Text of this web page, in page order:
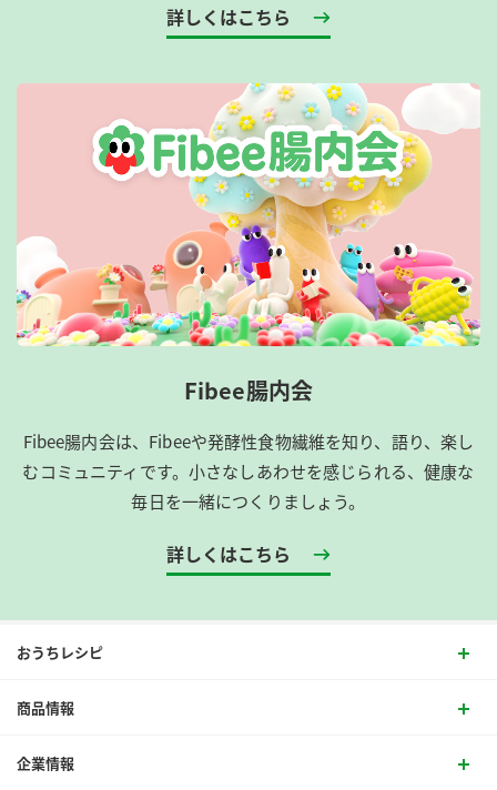
詳しくはこちら
Fibee腸内会
Fibee腸内会は、​Fibeeや発酵性食物繊維を知り、語り、楽し
むコミュニティです。​小さなしあわせを感じられる、健康な
毎日を一緒につくりましょう。
詳しくはこちら
おうちレシピ
商品情報
企業情報